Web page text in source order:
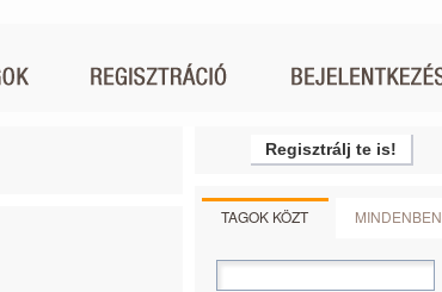
Regisztrálj te is!
TAGOK KÖZT MINDENBEN